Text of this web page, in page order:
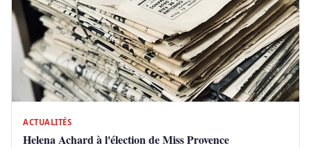
ACTUALITÉS
Helena Achard à l'élection de Miss Provence